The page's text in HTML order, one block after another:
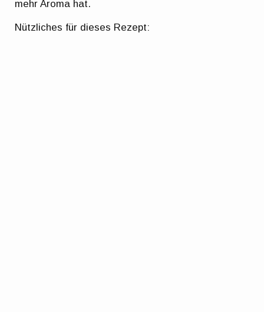
mehr Aroma hat.
Nützliches für dieses Rezept: